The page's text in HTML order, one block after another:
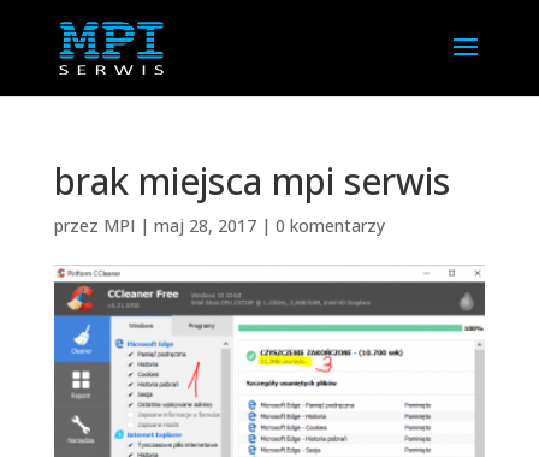
brak miejsca mpi serwis
przez MPI | maj 28, 2017| 0 komentarzy